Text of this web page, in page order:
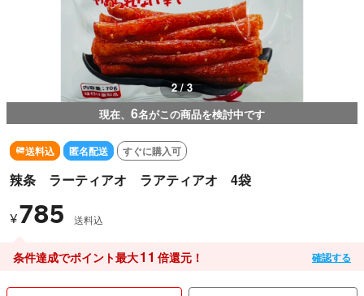
2 / 3
現在、 6名がこの商品を検討中です
送料込 匿名配送 すぐに購入可
辣条 ラーティアオ ラアティアオ 4袋
¥785 送料込
条件達成でポイント最大11 倍還元！ 確認する